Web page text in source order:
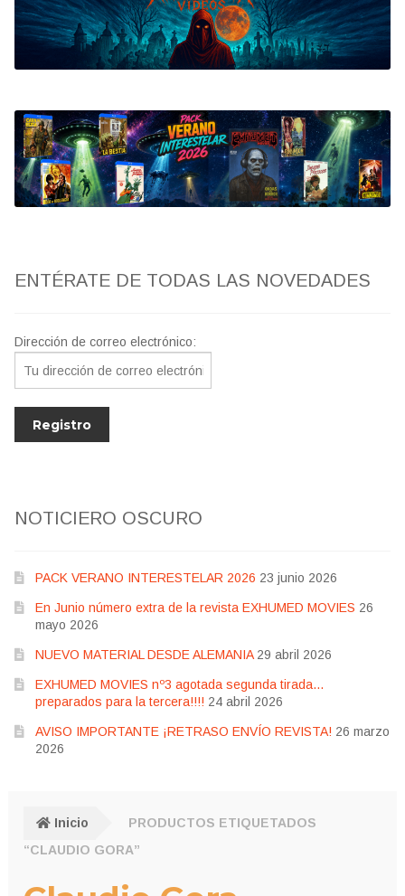
Bluray
Clasificada S
artwork
fantaterror
Jesús Franco
ENTÉRATE DE TODAS LAS NOVEDADES
Dirección de correo electrónico:
NOTICIERO OSCURO
PACK VERANO INTERESTELAR 2026 23 junio 2026
En Junio número extra de la revista EXHUMED MOVIES 26
mayo 2026
NUEVO MATERIAL DESDE ALEMANIA 29 abril 2026
EXHUMED MOVIES nº3 agotada segunda tirada…
preparados para la tercera!!!! 24 abril 2026
AVISO IMPORTANTE ¡RETRASO ENVÍO REVISTA! 26 marzo
2026
Inicio
PRODUCTOS ETIQUETADOS
“CLAUDIO GORA”